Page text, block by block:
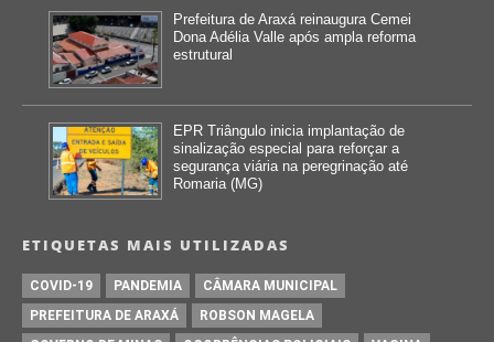
Prefeitura de Araxá reinaugura Cemei
Dona Adélia Valle após ampla reforma
estrutural
EPR Triângulo inicia implantação de
sinalização especial para reforçar a
segurança viária na peregrinação até
Romaria (MG)
ETIQUETAS MAIS UTILIZADAS
COVID-19 PANDEMIA
CÂMARA MUNICIPAL
PREFEITURA DE ARAXÁ
ROBSON MAGELA